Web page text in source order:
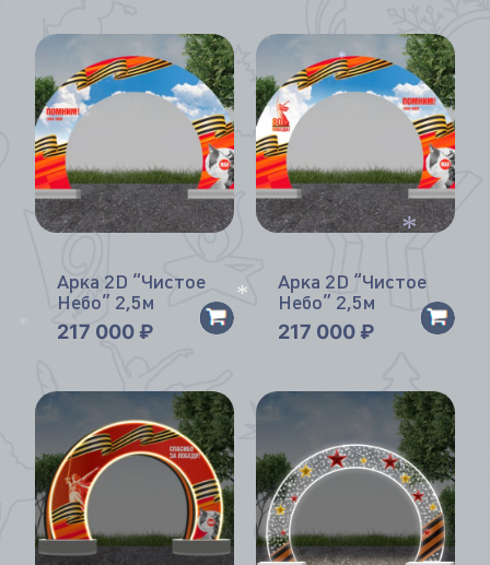
Арка 2D “Чистое
Небо” 2,5м
217 000 ₽
Арка 2D “Чистое
Небо” 2,5м
217 000 ₽
*